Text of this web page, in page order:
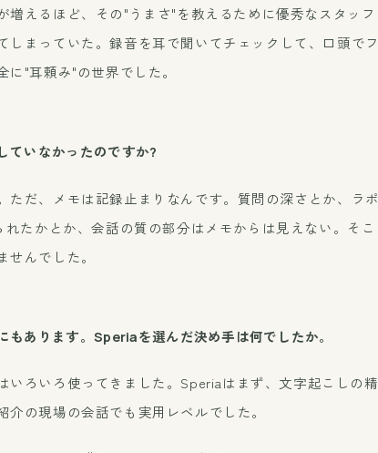
増えるほど、その"うまさ"を教えるために優秀なスタッフ
しまっていた。録音を耳で聞いてチェックして、口頭でフ
"耳頼み"の世界でした。
ていなかったのですか?
ただ、メモは記録止まりなんです。質問の深さとか、ラポ
たかとか、会話の質の部分はメモからは見えない。そこ
んでした。
もあります。Speriaを選んだ決め手は何でしたか。
いろいろ使ってきました。Speriaはまず、文字起こしの精
の現場の会話でも実用レベルでした。